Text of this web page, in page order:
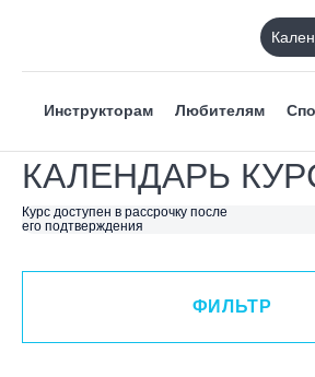
Инструкторам Любителям
КАЛЕНДАРЬ
Курс доступен в рассрочку после
его подтверждения
ФИЛЬТР
ВИД СПОРТА
Я ХОЧУ
КАТЕГОРИЯ
ФИЛЬТР